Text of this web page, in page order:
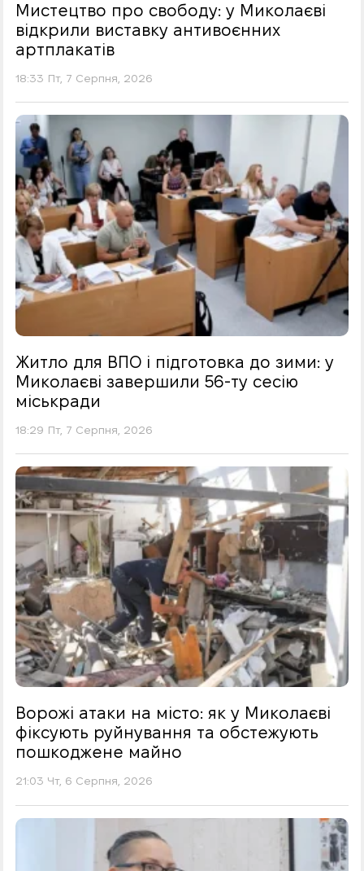
Мистецтво про свободу: у Миколаєві
відкрили виставку антивоєнних
артплакатів
18:33 Пт, 7 Серпня, 2026
Житло для ВПО і підготовка до зими: у
Миколаєві завершили 56-ту сесію
міськради
18:29 Пт, 7 Серпня, 2026
Ворожі атаки на місто: як у Миколаєві
фіксують руйнування та обстежують
пошкоджене майно
21:03 Чт, 6 Серпня, 2026